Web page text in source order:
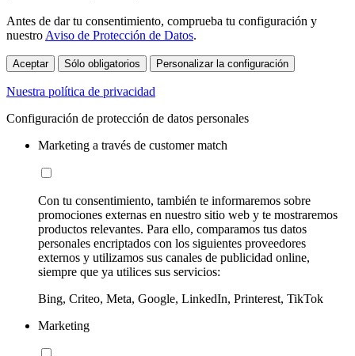
Antes de dar tu consentimiento, comprueba tu configuración y
nuestro Aviso de Protección de Datos.
Aceptar Sólo obligatorios Personalizar la configuración
Nuestra política de privacidad
Configuración de protección de datos personales
Marketing a través de customer match
Con tu consentimiento, también te informaremos sobre
promociones externas en nuestro sitio web y te mostraremos
productos relevantes. Para ello, comparamos tus datos
personales encriptados con los siguientes proveedores
externos y utilizamos sus canales de publicidad online,
siempre que ya utilices sus servicios:
Bing, Criteo, Meta, Google, LinkedIn, Printerest, TikTok
Marketing